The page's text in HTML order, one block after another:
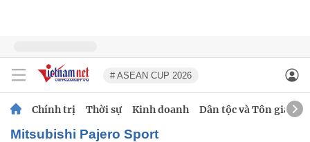
# ASEAN CUP 2026
Chính trị Thời sự Kinh doanh Dân tộc và Tôn giáo
Mitsubishi Pajero Sport